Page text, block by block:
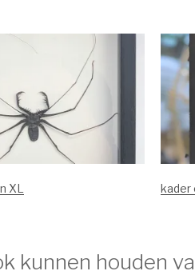
XL kader
kunnen houden